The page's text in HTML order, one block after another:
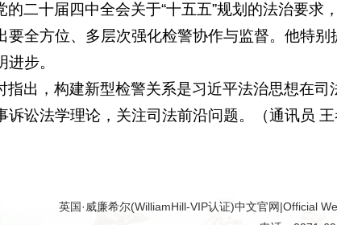
的二十届四中全会关于“十五五”规划的法治要
要全方位、多层次强化检警协作与监督。他特
步。
指出，构建新型检警关系是习近平法治思想在
诉讼法学理论，关注司法前沿问题。（通讯员 王
英国·威廉希尔(WilliamHill-VIP认证)中文官网|Official